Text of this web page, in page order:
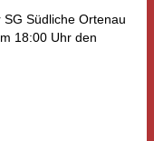
Südliche Ortenau
18:00 Uhr den